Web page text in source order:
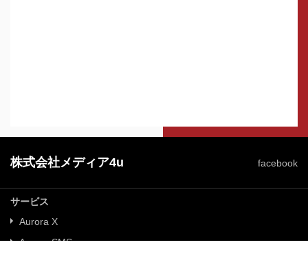
株式会社メディア4u facebook
サービス
Aurora X
Aurora SMS